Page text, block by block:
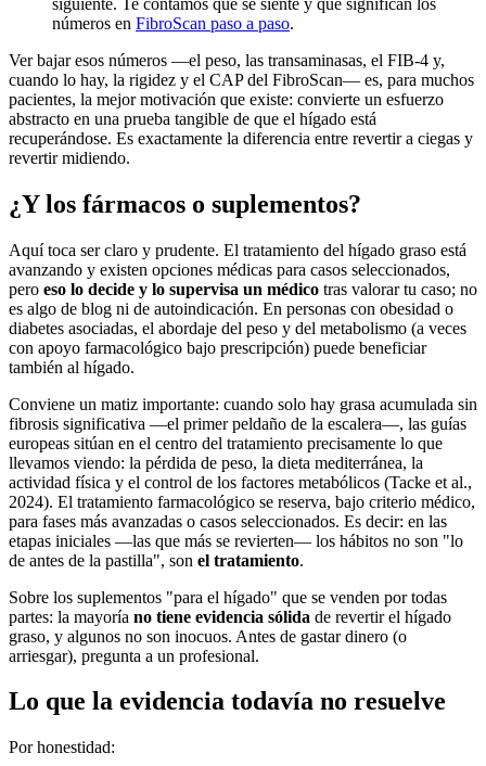
números en FibroScan paso a paso.
Ver bajar esos números —el peso, las transaminasas, el FIB-4 y,
cuando lo hay, la rigidez y el CAP del FibroScan— es, para muchos
pacientes, la mejor motivación que existe: convierte un esfuerzo
abstracto en una prueba tangible de que el hígado está
recuperándose. Es exactamente la diferencia entre revertir a ciegas y
revertir midiendo.
¿Y los fármacos o suplementos?
Aquí toca ser claro y prudente. El tratamiento del hígado graso está
avanzando y existen opciones médicas para casos seleccionados,
pero eso lo decide y lo supervisa un médico tras valorar tu caso; no
es algo de blog ni de autoindicación. En personas con obesidad o
diabetes asociadas, el abordaje del peso y del metabolismo (a veces
con apoyo farmacológico bajo prescripción) puede beneficiar
también al hígado.
Conviene un matiz importante: cuando solo hay grasa acumulada sin
fibrosis significativa —el primer peldaño de la escalera—, las guías
europeas sitúan en el centro del tratamiento precisamente lo que
llevamos viendo: la pérdida de peso, la dieta mediterránea, la
actividad física y el control de los factores metabólicos (Tacke et al.,
2024). El tratamiento farmacológico se reserva, bajo criterio médico,
para fases más avanzadas o casos seleccionados. Es decir: en las
etapas iniciales —las que más se revierten— los hábitos no son "lo
de antes de la pastilla", son el tratamiento.
Sobre los suplementos "para el hígado" que se venden por todas
partes: la mayoría no tiene evidencia sólida de revertir el hígado
graso, y algunos no son inocuos. Antes de gastar dinero (o
arriesgar), pregunta a un profesional.
Lo que la evidencia todavía no resuelve
Por honestidad: